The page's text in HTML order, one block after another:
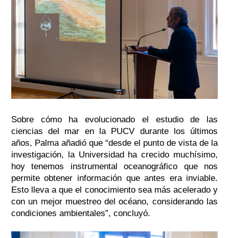
Sobre cómo ha evolucionado el estudio de las
ciencias del mar en la PUCV durante los últimos
años, Palma añadió que “desde el punto de vista de la
investigación, la Universidad ha crecido muchísimo,
hoy tenemos instrumental oceanográfico que nos
permite obtener información que antes era inviable.
Esto lleva a que el conocimiento sea más acelerado y
con un mejor muestreo del océano, considerando las
condiciones ambientales”, concluyó.